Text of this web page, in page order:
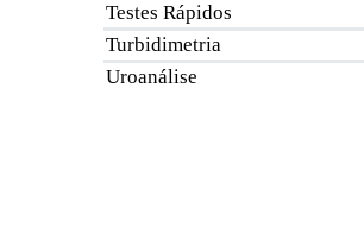
Testes Rápidos
Turbidimetria
Uroanálise